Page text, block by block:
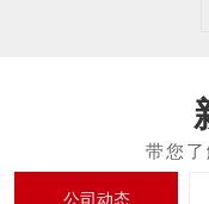
公司动态